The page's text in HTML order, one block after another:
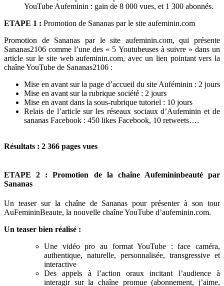
YouTube Aufeminin : gain de 8 000 vues, et 1 300 abonnés.
ETAPE 1 : Promotion de Sananas par le site aufeminin.com
Promotion de Sananas par le site aufeminin.com, qui présente
Sananas2106 comme l’une des « 5 Youtubeuses à suivre » dans un
article sur le site web aufeminin.com, avec un lien pointant vers la
chaîne YouTube de Sananas2106 :
Mise en avant sur la page d’accueil du site Auféminin : 2 jours
Mise en avant sur la rubrique société : 2 jours
Mise en avant dans la sous-rubrique tutoriel : 10 jours
Relais de l’article sur les réseaux sociaux d’Aufeminin et de
sananas Facebook : 450 likes Facebook, 10 retweets….
Résultats : 2 366 pages vues
ETAPE 2 : Promotion de la chaîne Aufemininbeauté par
Sananas
Un teaser sur la chaîne de Sananas pour présenter à son tour
AuFemininBeaute, la nouvelle chaîne YouTube d’aufeminin.com.
Un teaser bien réalisé :
Une vidéo pro au format YouTube : face caméra,
authentique, naturelle, personnalisée, transgressive et
interactive
Des appels à l’action oraux incitant l’audience à
interagir sur la chaîne promue (abonnement, j’aime,